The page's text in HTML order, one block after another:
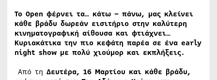
Το Open φέρνει τα… κάτω – πάνω, μας κλείνει
κάθε βράδυ δωρεάν εισιτήριο στην καλύτερη
κινηματογραφική αίθουσα και φτιάχνει…
Κυριακάτικα την πιο κεφάτη παρέα σε ένα early
night show με πολύ χιούμορ και εκπλήξεις.
Από τη Δευτέρα, 16 Μαρτίου και κάθε βράδυ,